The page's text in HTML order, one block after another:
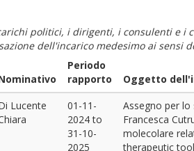
politici, i dirigenti, i consulenti e
dell'incarico medesimo ai sensi
Periodo
rapporto
Oggetto
Lucente
01-11-
2024to
31-10-
2025
Assegno per
Francesca
molecolare
therapeutic